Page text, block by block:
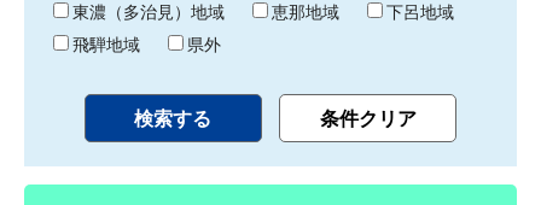
東濃（多治見）地域
恵那地域
下呂地域
飛騨地域
県外